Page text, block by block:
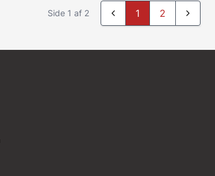
Side 1 af 2 1 2